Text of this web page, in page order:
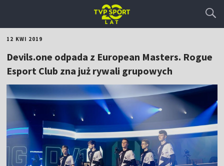
12 KWI 2019
Devils.one odpada z European Masters. Rogue
Esport Club zna już rywali grupowych